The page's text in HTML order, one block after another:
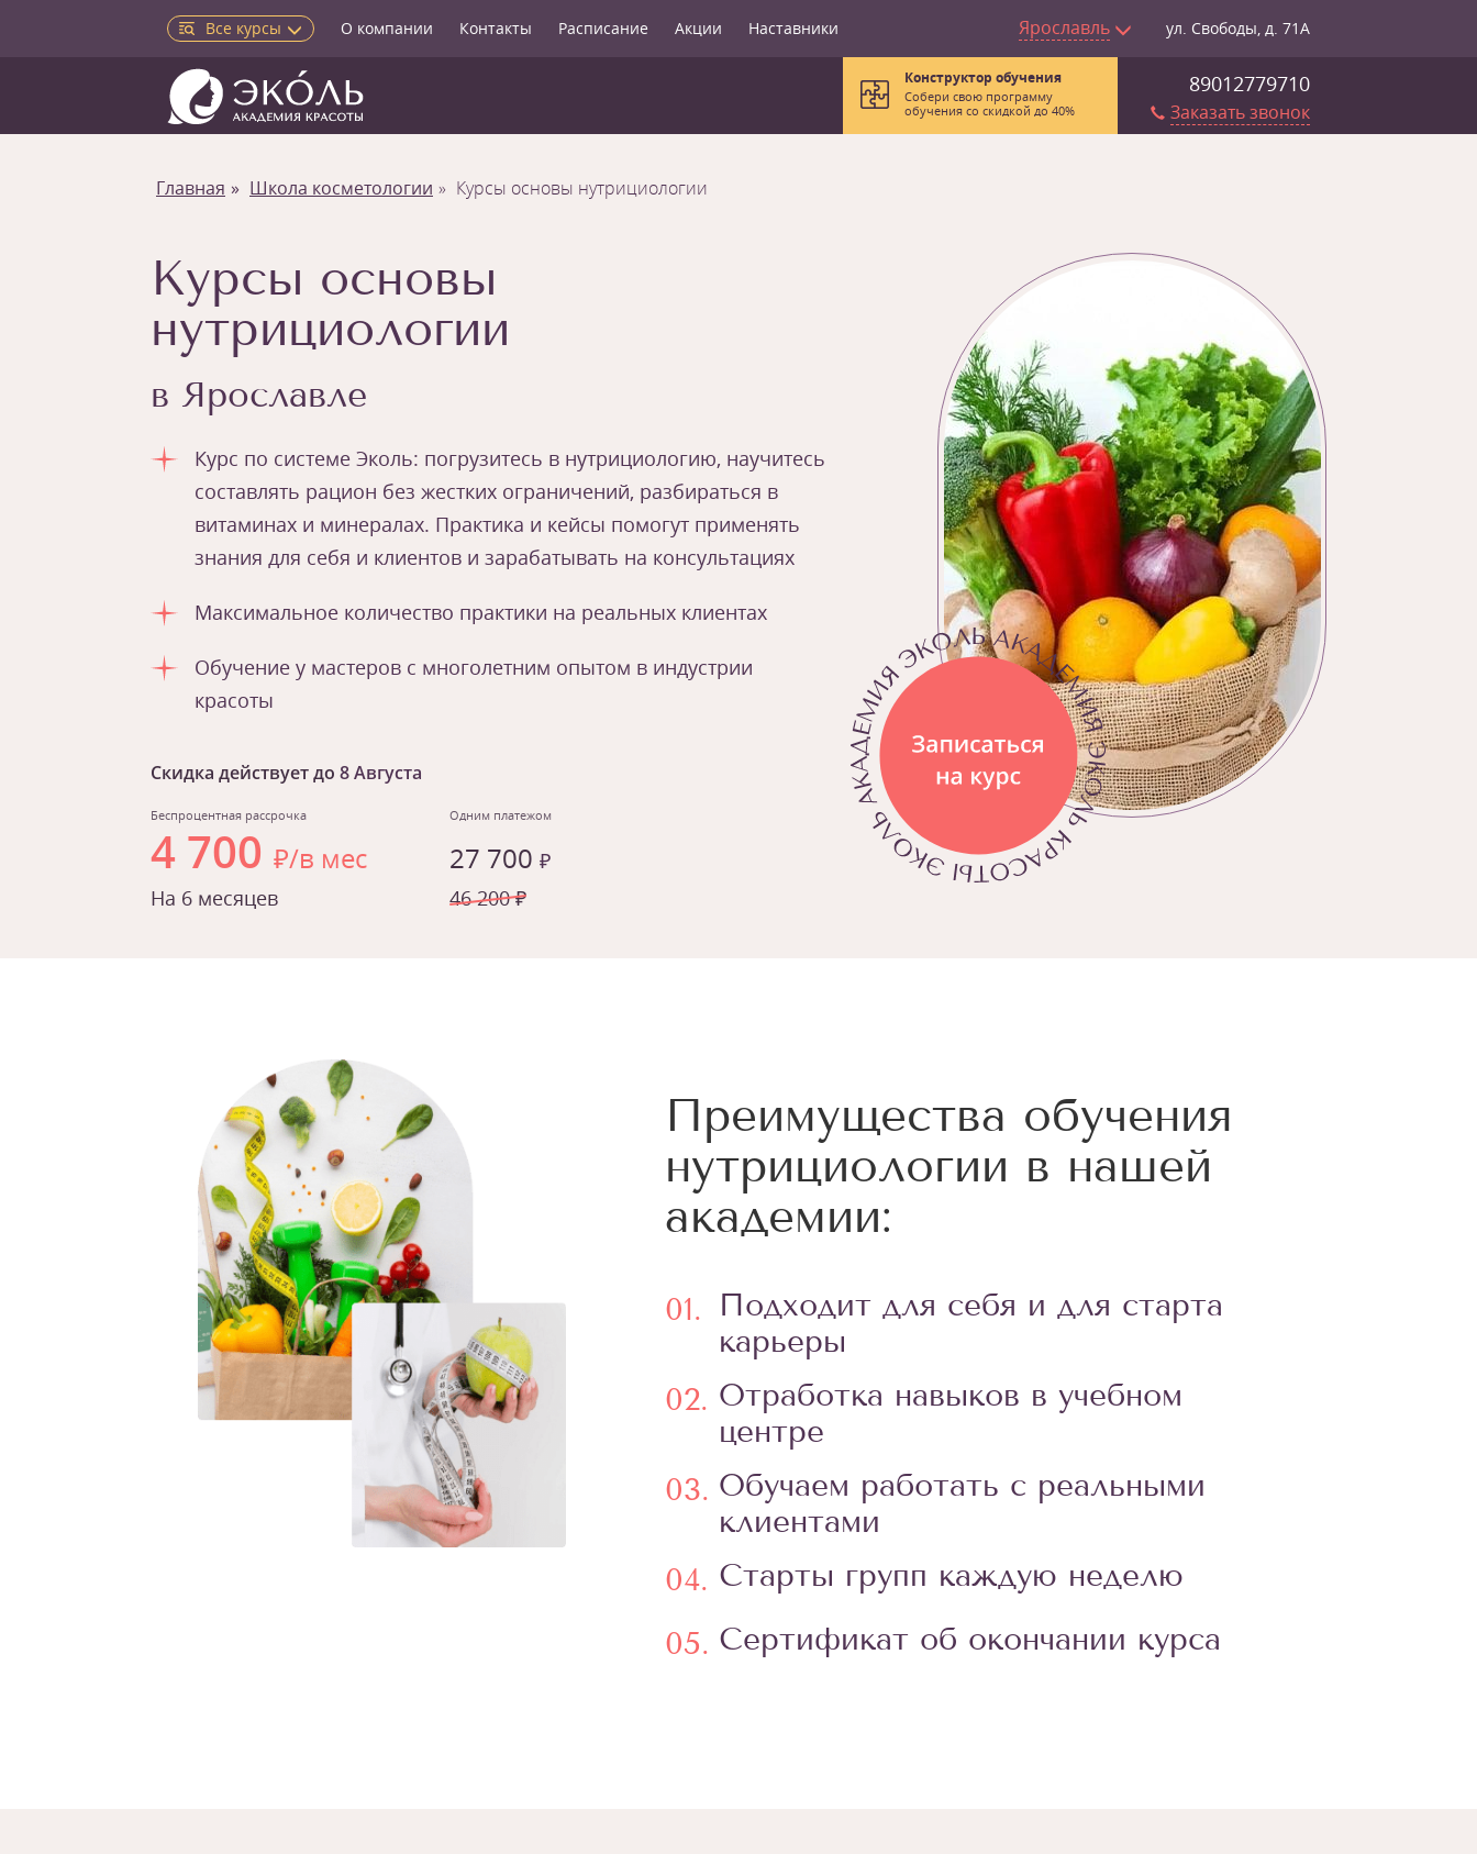
Все курсы О компании Контакты Расписание Акции Наставники Ярославль ул. Свободы, д. 71А
89012779710
Заказать звонок
Конструктор обучения
Собери свою программу
обучения со скидкой до 40%
Главная Школа косметологии Курсы основы нутрициологии
Курсы основы
нутрициологии
в Ярославле
Курс по системе Эколь: погрузитесь в нутрициологию, научитесь
составлять рацион без жестких ограничений, разбираться в
витаминах и минералах. Практика и кейсы помогут применять
знания для себя и клиентов и зарабатывать на консультациях
Максимальное количество практики на реальных клиентах
Обучение у мастеров с многолетним опытом в индустрии
красоты
Скидка действует до 8 Августа
Беспроцентная рассрочка
4 700 ₽/в мес
На 6 месяцев
Одним платежом
27 700 ₽
46 200 ₽
Преимущества обучения
нутрициологии в нашей
академии:
01.
Подходит для себя и для старта
карьеры
02. Отработка навыков в учебном
центре
03. Обучаем работать с реальными
клиентами
04. Старты групп каждую неделю
05. Сертификат об окончании курса